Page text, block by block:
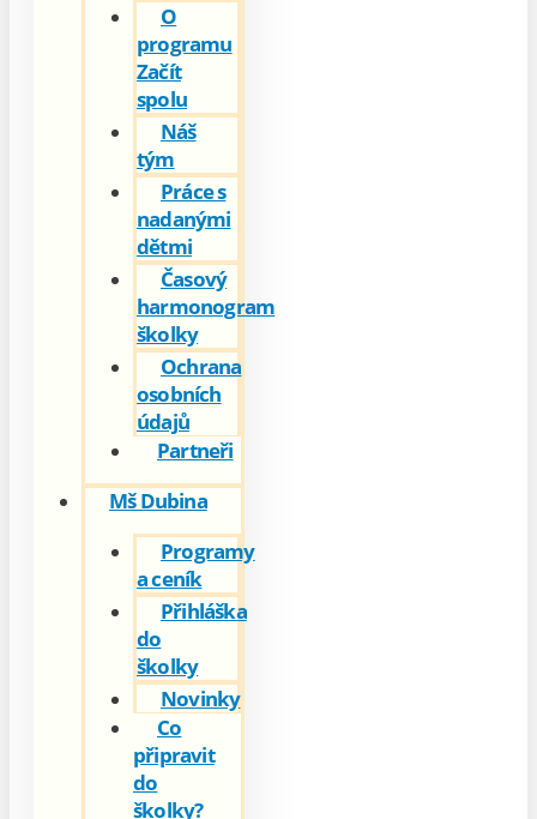
O
programu
Začít
spolu
Náš
tým
Práce s
nadanými
dětmi
Časový
harmonogram
školky
Ochrana
osobních
údajů
Partneři
Mš Dubina
Programy
a ceník
Přihláška
do
školky
Novinky
Co
připravit
do
školky?